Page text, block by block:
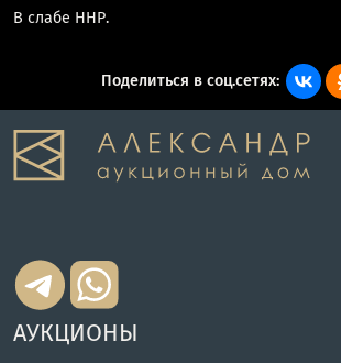
В слабе ННР.
Поделиться в соц.сетях:
АУКЦИОНЫ